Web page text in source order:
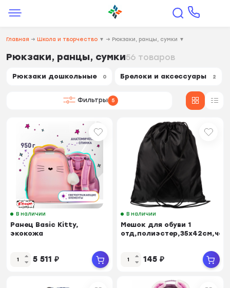
Главная → Школа и творчество ▼ → Рюкзаки, ранцы, сумки ▼
Рюкзаки, ранцы, сумки56 товаров
Рюкзаки дошкольные 0 Брелоки и аксессуары 2
Фильтры 5
В наличии
Ранец Basic Kitty,
экокожа
5 511 ₽
В наличии
Мешок для обуви 1
145 ₽